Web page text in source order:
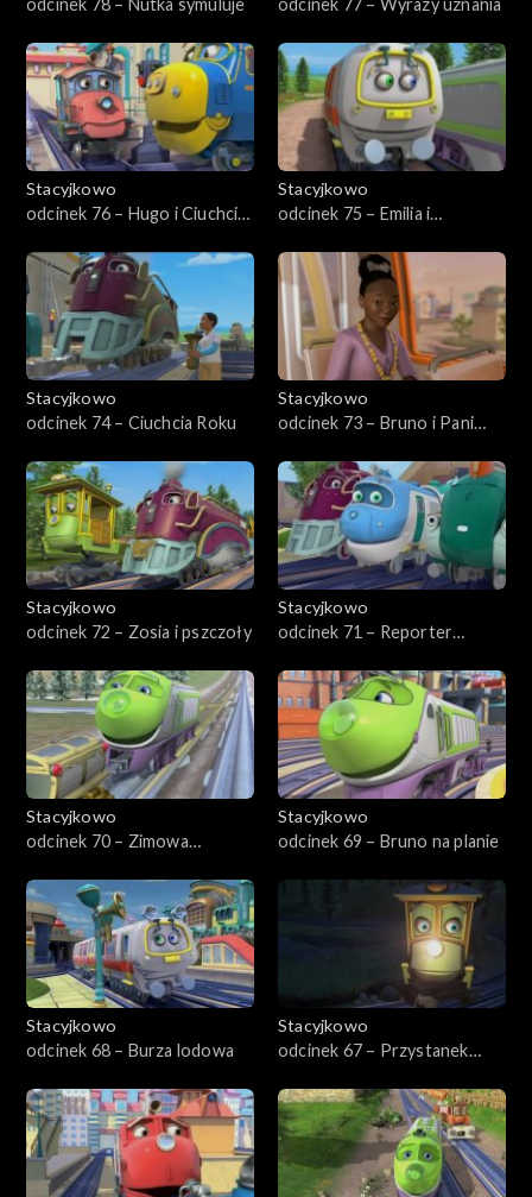
odcinek 78 – Nutka symuluje
odcinek 77 – Wyrazy uznania
Stacyjkowo
odcinek 76 – Hugo i Ciuchcia
Stacyjkowo
odcinek 75 – Emilia i
Stacyjkowo
odcinek 74 – Ciuchcia Roku
Stacyjkowo
odcinek 73 – Bruno i Pani
Stacyjkowo
odcinek 72 – Zosia i pszczoły
Stacyjkowo
odcinek 71 – Reporter
Stacyjkowo
odcinek 70 – Zimowa
Stacyjkowo
odcinek 69 – Bruno na planie
Stacyjkowo
odcinek 68 – Burza lodowa
Stacyjkowo
odcinek 67 – Przystanek